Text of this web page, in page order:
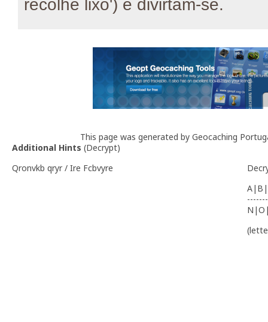
recolhe lixo') e divirtam-se.
This page was generated by Geocaching
Additional Hints (Decrypt)
Qronvkb qryr / Ire Fcbvyre